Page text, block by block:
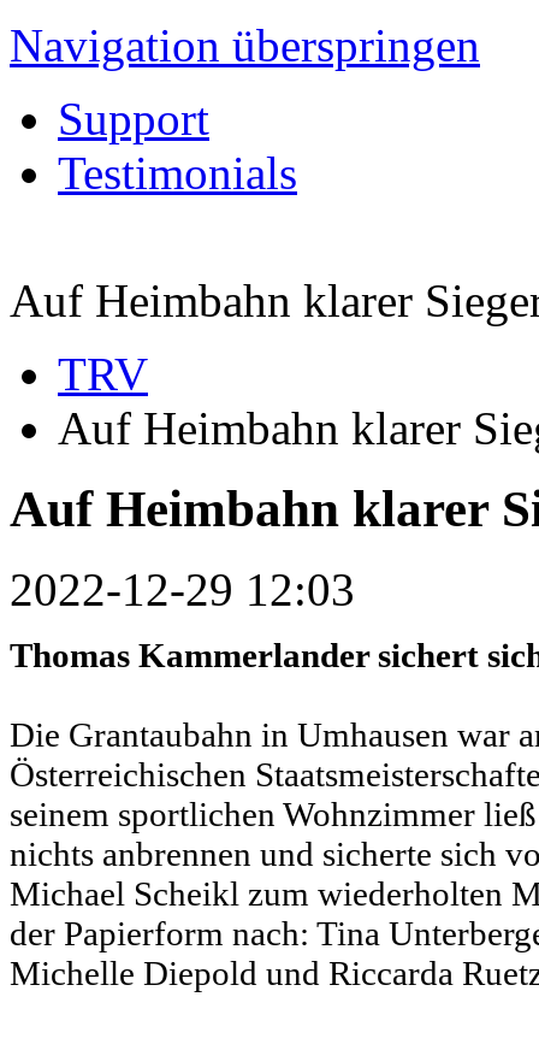
Navigation überspringen
Support
Testimonials
Auf Heimbahn klarer
TRV
Auf Heimbahn klarer
Auf Heimbahn klarer
2022-12-29 12:03
Thomas Kammerlander sichert
Die Grantaubahn in Umhausen war
Österreichischen
seinem sportlichen Wohnzimmer
nichts anbrennen und sicherte sich
Michael Scheikl zum wiederholten
der Papierform nach: Tina
Michelle Diepold und Riccarda